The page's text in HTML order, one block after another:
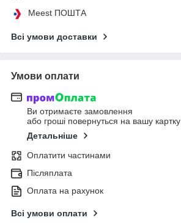
Meest ПОШТА
Всі умови доставки
Умови оплати
Ви отримаєте замовлення
або гроші повернуться на вашу картку
Детальніше
Оплатити частинами
Післяплата
Оплата на рахунок
Всі умови оплати